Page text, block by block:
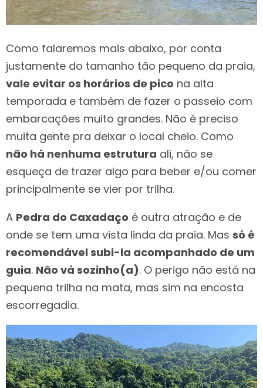
Como falaremos mais abaixo, por conta
justamente do tamanho tão pequeno da praia,
vale evitar os horários de pico na alta
temporada e também de fazer o passeio com
embarcações muito grandes. Não é preciso
muita gente pra deixar o local cheio. Como
não há nenhuma estrutura ali, não se
esqueça de trazer algo para beber e/ou comer
principalmente se vier por trilha.
A Pedra do Caxadaço é outra atração e de
onde se tem uma vista linda da praia. Mas só é
recomendável subi-la acompanhado de um
guia. Não vá sozinho(a). O perigo não está na
pequena trilha na mata, mas sim na encosta
escorregadia.